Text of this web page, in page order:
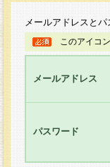
メールアドレスと
このアイコ
メールアドレス
パスワード